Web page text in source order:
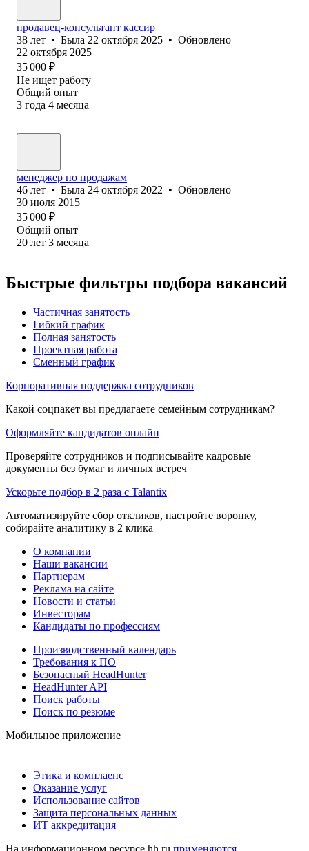
продавец-консультант кассир
38 лет • Была 22 октября 2025 • Обновлено
22 октября 2025
35 000 ₽
Не ищет работу
Общий опыт
3 года 4 месяца
менеджер по продажам
46 лет • Была 24 октября 2022 • Обновлено
30 июля 2015
35 000 ₽
Общий опыт
20 лет 3 месяца
Быстрые фильтры подбора вакансий
Частичная занятость
Гибкий график
Полная занятость
Проектная работа
Сменный график
Корпоративная поддержка сотрудников
Какой соцпакет вы предлагаете семейным сотрудникам?
Оформляйте кандидатов онлайн
Проверяйте сотрудников и подписывайте кадровые
документы без бумаг и личных встреч
Ускорьте подбор в 2 раза с Talantix
Автоматизируйте сбор откликов, настройте воронку,
собирайте аналитику в 2 клика
О компании
Наши вакансии
Партнерам
Реклама на сайте
Новости и статьи
Инвесторам
Кандидаты по профессиям
Производственный календарь
Требования к ПО
Безопасный HeadHunter
HeadHunter API
Поиск работы
Поиск по резюме
Мобильное приложение
Этика и комплаенс
Оказание услуг
Использование сайтов
Защита персональных данных
ИТ аккредитация
На информационном ресурсе hh.ru применяются